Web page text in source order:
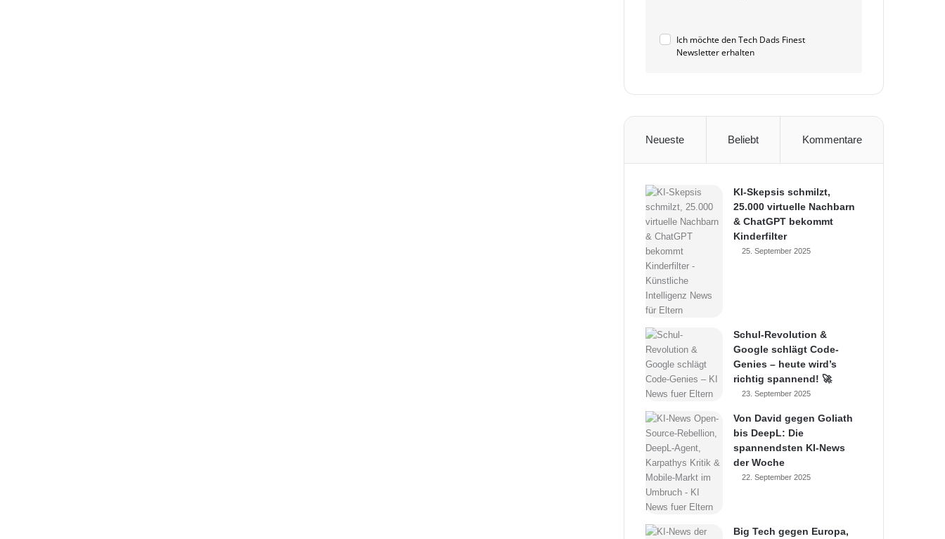
Ich möchte den Tech Dads Finest
Newsletter erhalten
Neueste Beliebt Kommentare
KI-Skepsis schmilzt,
25.000 virtuelle Nachbarn
& ChatGPT bekommt
Kinderfilter
25. September 2025
Schul-Revolution &
Google schlägt Code-
Genies – heute wird’s
richtig spannend! 🚀
23. September 2025
Von David gegen Goliath
bis DeepL: Die
spannendsten KI-News
der Woche
22. September 2025
Big Tech gegen Europa,